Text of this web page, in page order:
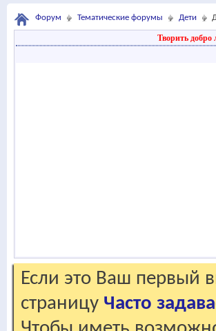
Форум Тематические форумы Дети
Творить добро
Если это Ваш первый
страницу Часто